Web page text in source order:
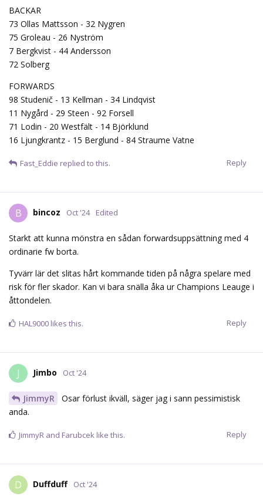
BACKAR
73 Ollas Mattsson - 32 Nygren
75 Groleau - 26 Nyström
7 Bergkvist - 44 Andersson
72 Solberg
FORWARDS
98 Studenič - 13 Kellman - 34 Lindqvist
11 Nygård - 29 Steen - 92 Forsell
71 Lodin - 20 Westfält - 14 Björklund
16 Ljungkrantz - 15 Berglund - 84 Straume Vatne
Reply
Fast_Eddie replied to this.
B bincoz Oct '24 Edited
Starkt att kunna mönstra en sådan forwardsuppsättning med 4
ordinarie fw borta.
Tyvärr lär det slitas hårt kommande tiden på några spelare med
risk för fler skador. Kan vi bara snälla åka ur Champions Leauge i
åttondelen.
Reply
HAL9000 likes this.
J Jimbo Oct '24
JimmyR
Osar förlust ikväll, säger jag i sann pessimistisk
anda.
Reply
JimmyR and Farubcek like this.
D Duffduff Oct '24